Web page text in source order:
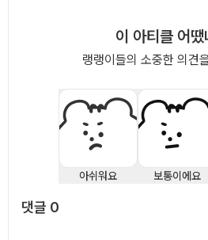
이 아티클 어
랭랭이들의 소중한 의견
아쉬워요 보통이에요
댓글 0